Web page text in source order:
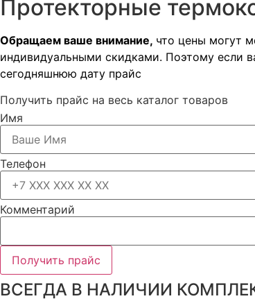
Протекторные
Обращаем ваше внимание, что цены могут
индивидуальными скидками. Поэтому если
сегодняшнюю дату прайс
Получить прайс на весь каталог товаров
Имя
Телефон
Комментарий
Получить прайс
ВСЕГДА В НАЛИЧИИ